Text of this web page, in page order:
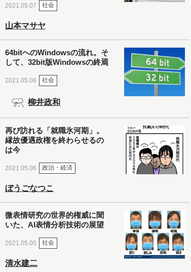
2021.05.07 社会
山本マサヤ
64bitへのWindowsの流れ。そ
して、32bit版Windowsの終焉
2021.05.06 社会
柳井政和
再び訪れる「就職氷河期」。
縁故優遇政権を終わらせるの
は今
2021.05.06 政治・経済
ぼうごなつこ
微表情研究の世界的権威に聞
いた、AI表情分析技術の展望
2021.05.05 社会
清水建二